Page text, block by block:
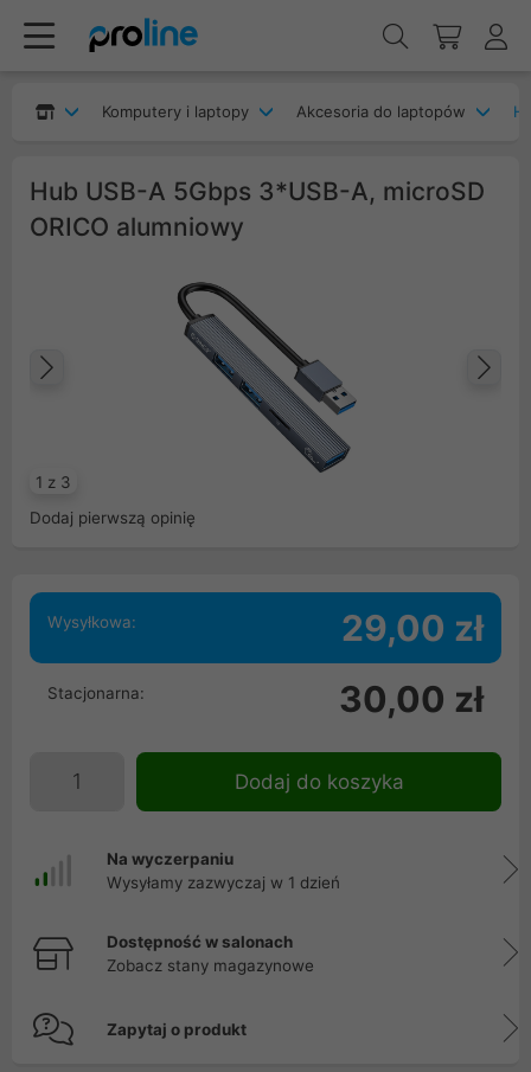
Komputery i laptopy Akcesoria do laptopów
Hub USB-A 5Gbps 3*USB-A, microSD
ORICO alumniowy
1 z 3
Dodaj pierwszą opinię
Wysyłkowa: 29,00 zł
Stacjonarna: 30,00 zł
Dodaj do koszyka
Na wyczerpaniu
Wysyłamy zazwyczaj w 1 dzień
Dostępność w salonach
Zobacz stany magazynowe
Zapytaj o produkt